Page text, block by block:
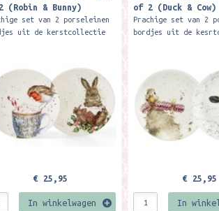
(Robin & Bunny)
set van 2 porseleinen
uit de kerstcollectie
Wil je de...
€ 25,95
In winkelwagen
of 2 (Duck & Cow)
Prachige set van 2
bordjes uit de
magnetron. Wil je
€ 25,95
In